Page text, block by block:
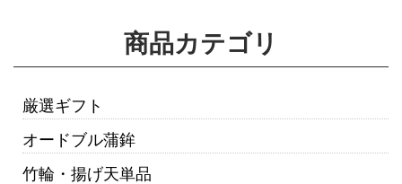
商品カテゴリ
厳選ギフト
オードブル蒲鉾
竹輪・揚げ天単品